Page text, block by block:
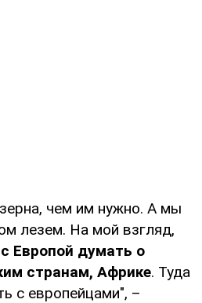
чем им нужно. А мы
лезем. На мой взгляд,
Европой думать о
странам, Африке. Туда
с европейцами", –